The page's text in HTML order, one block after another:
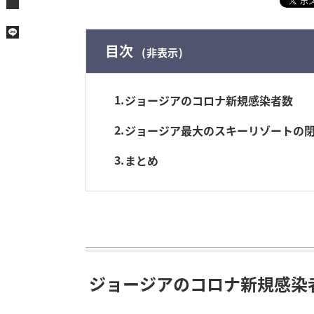
目次 非表示
1 ジョージアのコロナ新規感染者数
2 ジョージア最大のスキーリゾートの
3 まとめ
ジョージアのコロナ新規感染